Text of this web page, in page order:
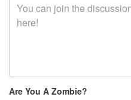
Are You A Zombie?